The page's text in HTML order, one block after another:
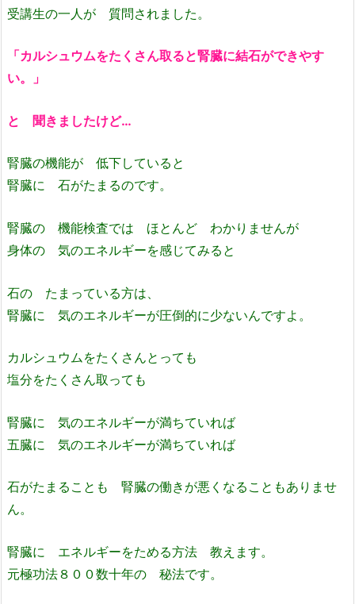
受講生の一人が 質問されました。
「カルシュウムをたくさん取ると腎臓に結石ができやす
い。」
と 聞きましたけど…
腎臓の機能が 低下していると
腎臓に 石がたまるのです。
腎臓の 機能検査では ほとんど わかりませんが
身体の 気のエネルギーを感じてみると
石の たまっている方は、
腎臓に 気のエネルギーが圧倒的に少ないんですよ。
カルシュウムをたくさんとっても
塩分をたくさん取っても
腎臓に 気のエネルギーが満ちていれば
五臓に 気のエネルギーが満ちていれば
石がたまることも 腎臓の働きが悪くなることもありませ
ん。
腎臓に エネルギーをためる方法 教えます。
元極功法８００数十年の 秘法です。